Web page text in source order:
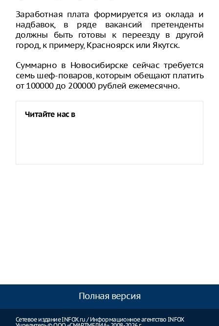
Заработная плата формируется из оклада и
надбавок, в ряде вакансий претенденты
должны быть готовы к переезду в другой
город, к примеру, Красноярск или Якутск.
Суммарно в Новосибирске сейчас требуется
семь шеф-поваров, которым обещают платить
от 100000 до 200000 рублей ежемесячно.
Читайте нас в
Полная версия
Сетевое издание INFOX.ru / Информационное агентство INFOX